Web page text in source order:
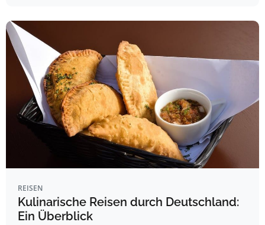
REISEN
Kulinarische Reisen durch Deutschland:
Ein Überblick